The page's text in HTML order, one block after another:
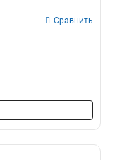
Сравнить